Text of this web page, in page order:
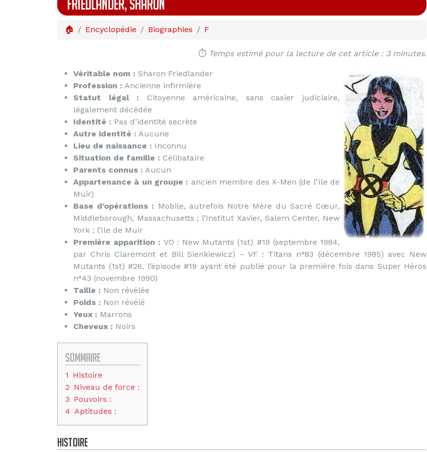
FRIEDLANDER, SHARON
🏠 Encyclopédie Biographies F
⏱️ Temps estimé pour la lecture de cet article : 3 minutes.
Véritable nom : Sharon Friedlander
Profession : Ancienne infirmière
Statut légal : Citoyenne américaine, sans casier judiciaire,
légalement décédée
Identité : Pas d’identité secrète
Autre identité : Aucune
Lieu de naissance : Inconnu
Situation de famille : Célibataire
Parents connus : Aucun
Appartenance à un groupe : ancien membre des X-Men (de l’île de
Muir)
Base d'opérations : Mobile, autrefois Notre Mère du Sacré Cœur,
Middleborough, Massachusetts ; l’Institut Xavier, Salem Center, New
York ; l’Ile de Muir
Première apparition : VO : New Mutants (1st) #19 (septembre 1984,
par Chris Claremont et Bill Sienkiewicz) – VF : Titans n°83 (décembre 1985) avec New
Mutants (1st) #26, l’épisode #19 ayant été publié pour la première fois dans Super Héros
n°43 (novembre 1990)
Taille : Non révélée
Poids : Non révélé
Yeux : Marrons
Cheveux : Noirs
Sommaire
1 Histoire
2 Niveau de force :
3 Pouvoirs :
4 Aptitudes :
Histoire